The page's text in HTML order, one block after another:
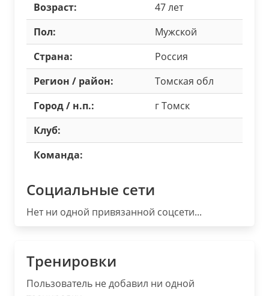
Возраст:
47 лет
Пол:
Мужской
Страна:
Россия
Регион / район:
Томская обл
Город / н.п.:
г Томск
Клуб:
Команда:
Социальные сети
Нет ни одной привязанной соцсети...
Тренировки
Пользователь не добавил ни одной